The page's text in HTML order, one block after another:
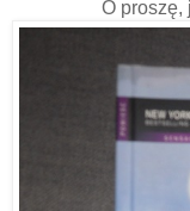
O proszę,